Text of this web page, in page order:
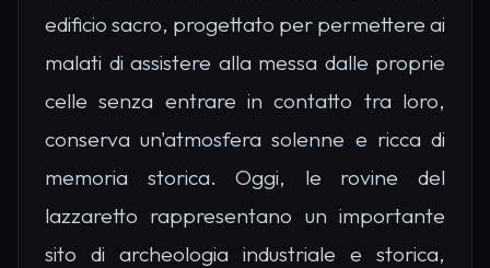
edificio sacro, progettato per permettere ai
malati di assistere alla messa dalle proprie
celle senza entrare in contatto tra loro,
conserva un'atmosfera solenne e ricca di
memoria storica. Oggi, le rovine del
lazzaretto rappresentano un importante
sito di archeologia industriale e storica,